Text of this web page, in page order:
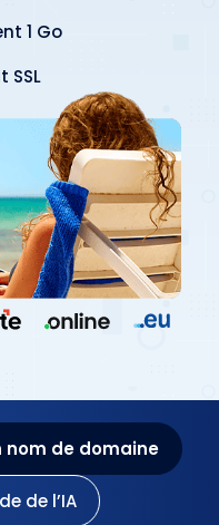
1 Go
SSL
nom de domaine
de l’IA